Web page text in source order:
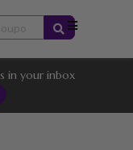
in your inbox